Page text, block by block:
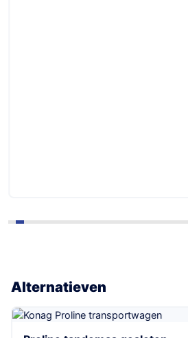
Alternatieven